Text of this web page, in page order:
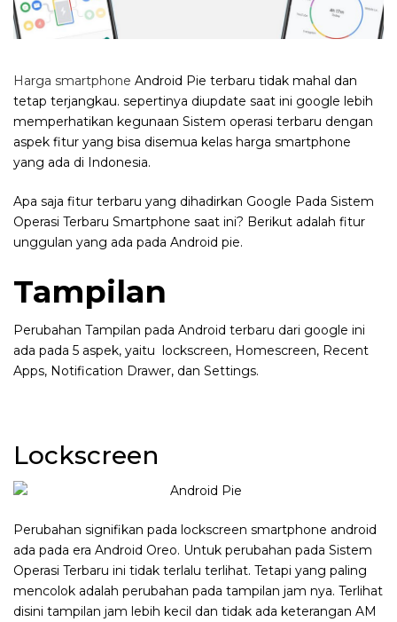
Harga smartphone Android Pie terbaru tidak mahal dan
tetap terjangkau. sepertinya diupdate saat ini google lebih
memperhatikan kegunaan Sistem operasi terbaru dengan
aspek fitur yang bisa disemua kelas harga smartphone
yang ada di Indonesia.
Apa saja fitur terbaru yang dihadirkan Google Pada Sistem
Operasi Terbaru Smartphone saat ini? Berikut adalah fitur
unggulan yang ada pada Android pie.
Tampilan
Perubahan Tampilan pada Android terbaru dari google ini
ada pada 5 aspek, yaitu lockscreen, Homescreen, Recent
Apps, Notification Drawer, dan Settings.
Lockscreen
Perubahan signifikan pada lockscreen smartphone android
ada pada era Android Oreo. Untuk perubahan pada Sistem
Operasi Terbaru ini tidak terlalu terlihat. Tetapi yang paling
mencolok adalah perubahan pada tampilan jam nya. Terlihat
disini tampilan jam lebih kecil dan tidak ada keterangan AM